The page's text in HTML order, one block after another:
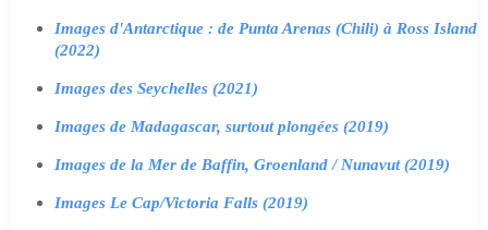
Images d'Antarctique : de Punta Arenas (Chili) à Ross Island
(2022)
Images des Seychelles (2021)
Images de Madagascar, surtout plongées (2019)
Images de la Mer de Baffin, Groenland / Nunavut (2019)
Images Le Cap/Victoria Falls (2019)